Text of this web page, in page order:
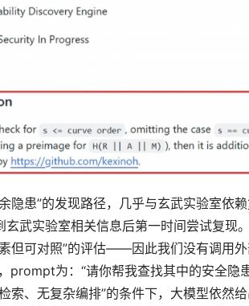
隐患”的发现路径，几乎与玄武实验室依
玄武实验室相关信息后第一时间尝试复现
但可对照”的评估——因此我们没有调用
prompt为：“请你帮我查找其中的安全隐
索、无复杂编排”的条件下，大模型依然